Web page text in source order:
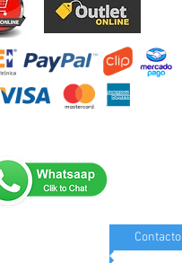
Contacto